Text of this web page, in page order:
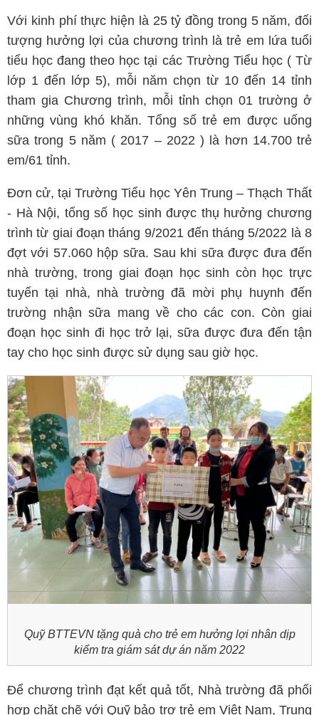
Với kinh phí thực hiện là 25 tỷ đồng trong 5 năm, đối
tượng hưởng lợi của chương trình là trẻ em lứa tuổi
tiểu học đang theo học tại các Trường Tiểu học ( Từ
lớp 1 đến lớp 5), mỗi năm chọn từ 10 đến 14 tỉnh
tham gia Chương trình, mỗi tỉnh chọn 01 trường ở
những vùng khó khăn. Tổng số trẻ em được uống
sữa trong 5 năm ( 2017 – 2022 ) là hơn 14.700 trẻ
em/61 tỉnh.
Đơn cử, tại Trường Tiểu học Yên Trung – Thạch Thất
- Hà Nội, tổng số học sinh được thụ hưởng chương
trình từ giai đoạn tháng 9/2021 đến tháng 5/2022 là 8
đợt với 57.060 hộp sữa. Sau khi sữa được đưa đến
nhà trường, trong giai đoạn học sinh còn học trực
tuyến tại nhà, nhà trường đã mời phụ huynh đến
trường nhận sữa mang về cho các con. Còn giai
đoạn học sinh đi học trở lại, sữa được đưa đến tận
tay cho học sinh được sử dụng sau giờ học.
Quỹ BTTEVN tặng quà cho trẻ em hưởng lợi nhân dịp
kiểm tra giám sát dự án năm 2022
Để chương trình đạt kết quả tốt, Nhà trường đã phối
hợp chặt chẽ với Quỹ bảo trợ trẻ em Việt Nam, Trung